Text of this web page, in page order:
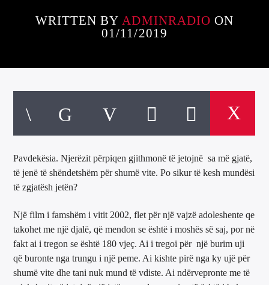
WRITTEN BY ADMINRADIO ON
01/11/2019
Pavdekësia. Njerëzit përpiqen gjithmonë të jetojnë sa më gjatë,
të jenë të shëndetshëm për shumë vite. Po sikur të kesh mundësi
të zgjatësh jetën?
Një film i famshëm i vitit 2002, flet për një vajzë adoleshente qe
takohet me një djalë, që mendon se është i moshës së saj, por në
fakt ai i tregon se është 180 vjeç. Ai i tregoi për një burim uji
që buronte nga trungu i një peme. Ai kishte pirë nga ky ujë për
shumë vite dhe tani nuk mund të vdiste. Ai ndërvepronte me të